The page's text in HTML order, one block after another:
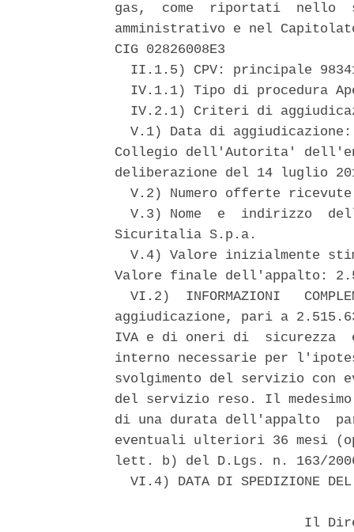
gas,  come  riportati  nello
amministrativo e nel
CIG 02826008E3
II.1.5) CPV: principale
IV.1.1) Tipo di procedura
IV.2.1) Criteri di
V.1) Data di
Collegio dell'Autorita'
deliberazione del 14 luglio
V.2) Numero offerte
V.3) Nome  e  indirizzo
Sicuritalia S.p.a.
V.4) Valore inizialmente
Valore finale dell'appalto:
VI.2)  INFORMAZIONI
aggiudicazione, pari a
IVA e di oneri di  sicurezza  e
interno necessarie per
svolgimento del servizio con
del servizio reso. Il
di una durata dell'appalto
eventuali ulteriori 36 mesi
lett. b) del D.Lgs. n. 163/
VI.4) DATA DI SPEDIZIONE
Il